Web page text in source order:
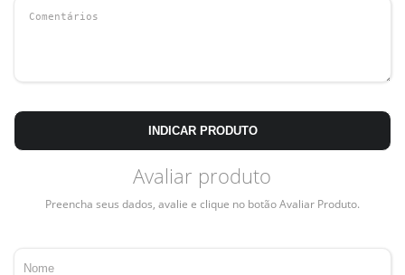
INDICAR PRODUTO
Avaliar produto
Preencha seus dados, avalie e clique no botão Avaliar Produto.